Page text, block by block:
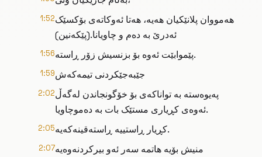
1:52هەمووان پلانێکیان هەیە، هەتا ئەوکاتەی بۆکسێک
ئەدرێ بە دەم و چاویانا.(پێکەنین)
1:56 پێموابێت ئەوە بۆ بزنسیش زۆر ڕاستە.
1:59جێبەجێکردنی تیمەکەش
2:02پەیوەستە بە تواناکەی بۆ خۆگونجاندن لەگەڵ
ئەوەی کڕیاری مستێک بات بە دەموچاویا.
2:05 کڕیار ڕاستییە ڕاستەقینەکەیە.
2:07منیش بۆیە هاتمە سەر ئەو بیرکردنەوەیە